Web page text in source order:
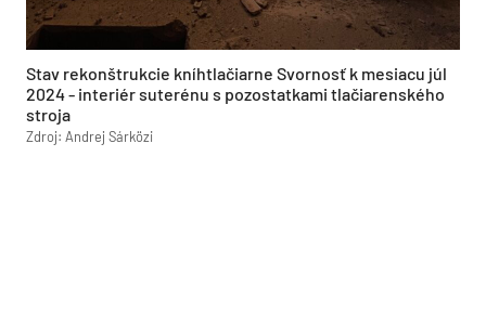
Stav rekonštrukcie kníhtlačiarne Svornosť k mesiacu júl
2024 - interiér suterénu s pozostatkami tlačiarenského
stroja
Zdroj: Andrej Sárközi